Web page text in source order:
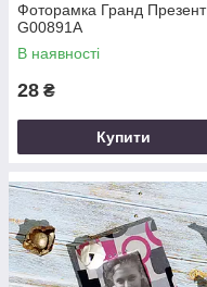
Фоторамка Гранд Презент
G00891A
В наявності
28 ₴
Купити